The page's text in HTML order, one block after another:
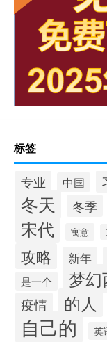
标签
专业 中国
冬天 冬季
宋代 寓意
攻略 新年
是一个 梦幻
疫情 的人
自己的 英